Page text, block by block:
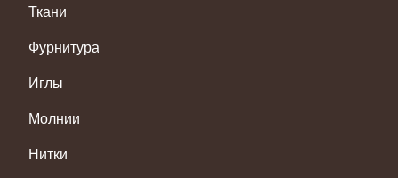
Ткани
Фурнитура
Иглы
Молнии
Нитки